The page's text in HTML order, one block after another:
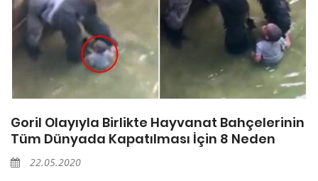
Goril Olayıyla Birlikte Hayvanat Bahçelerinin
Tüm Dünyada Kapatılması İçin 8 Neden
22.05.2020